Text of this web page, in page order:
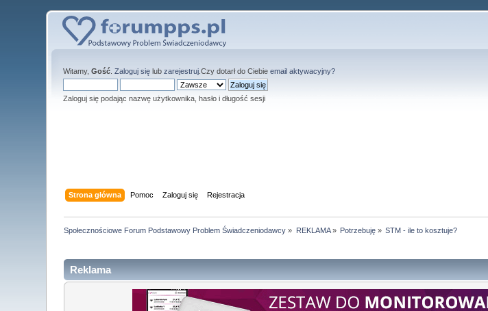
Witamy,Gość .Zaloguj się lubzarejestruj .Czy dotarł do Ciebieemail aktywacyjny?
Zaloguj się podając nazwę użytkownika, hasło i długość sesji
Strona główna Pomoc Zaloguj się Rejestracja
Społecznościowe Forum Podstawowy Problem Świadczeniodawcy » REKLAMA» Potrzebuję » STM - ile to kosztuje?
Reklama